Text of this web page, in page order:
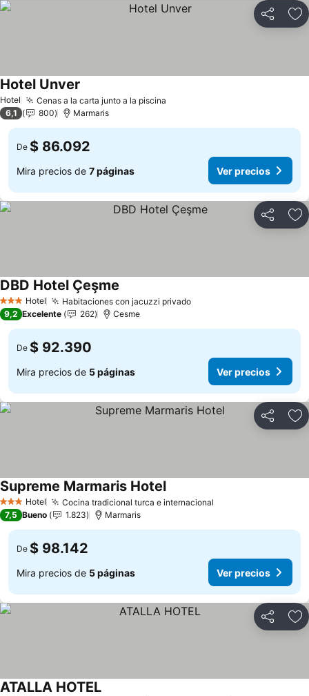
Compartir
Hotel Cenas a la carta junto a la piscina
Hotel Unver
6,1 800 Marmaris
De $ 86.092
Mira precios de 7 páginas Ver precios
Compartir
3 Estrellas
Hotel Habitaciones con jacuzzi privado
DBD Hotel Çeşme
9,2 Excelente 262 Cesme
De $ 92.390
Mira precios de 5 páginas Ver precios
Compartir
3 Estrellas
Hotel Cocina tradicional turca e internacional
Supreme Marmaris Hotel
7,5 Bueno 1.823 Marmaris
De $ 98.142
Mira precios de 5 páginas Ver precios
Compartir
ATALLA HOTEL